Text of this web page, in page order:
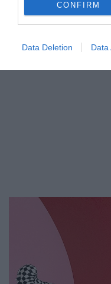
CONFIRM
Data Deletion Data